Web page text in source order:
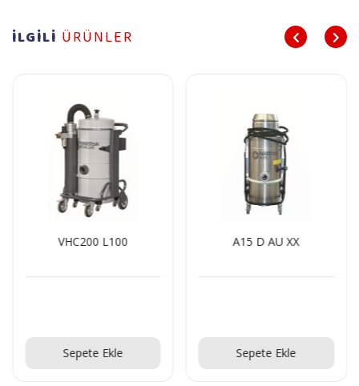
İLGİLİ ÜRÜNLER
VHC200 L100
Sepete Ekle
A15 D AU XX
Sepete Ekle